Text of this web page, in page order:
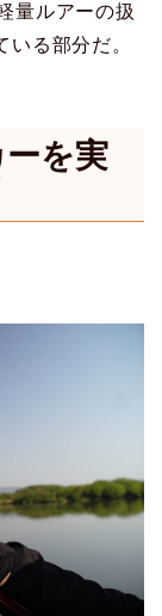
量ルアーの扱
る部分だ。
を実